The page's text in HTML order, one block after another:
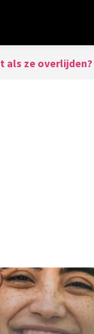
als ze overlijden?